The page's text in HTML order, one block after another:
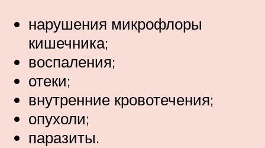
нарушения микрофлоры
кишечника;
воспаления;
отеки;
внутренние кровотечения;
опухоли;
паразиты.